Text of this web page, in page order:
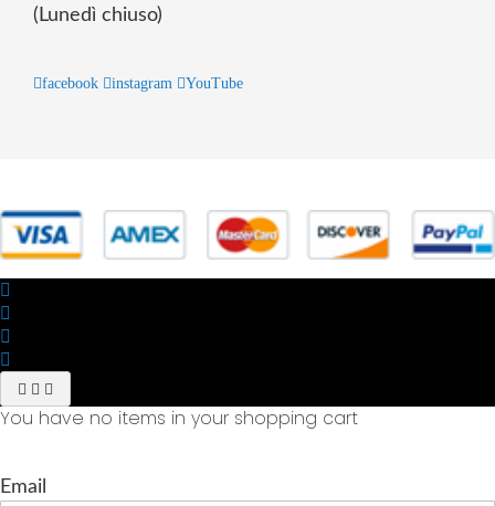
(Lunedì chiuso)
facebook instagram YouTube
You have no items in your shopping cart
Email